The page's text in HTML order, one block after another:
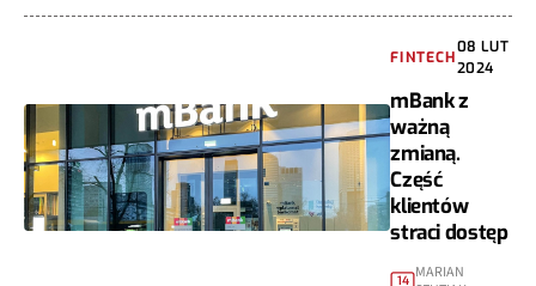
FINTECH
08 LUT
2024
mBank z
ważną
zmianą.
Część
klientów
straci dostęp
14 MARIAN